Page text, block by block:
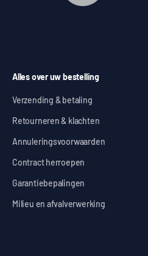
Alles over uw bestelling
Verzending & betaling
Retourneren & klachten
Annuleringsvoorwaarden
Contract herroepen
Garantiebepalingen
Milieu en afvalverwerking